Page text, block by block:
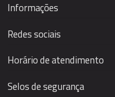
Informações
Redes sociais
Horário de atendimento
Selos de segurança